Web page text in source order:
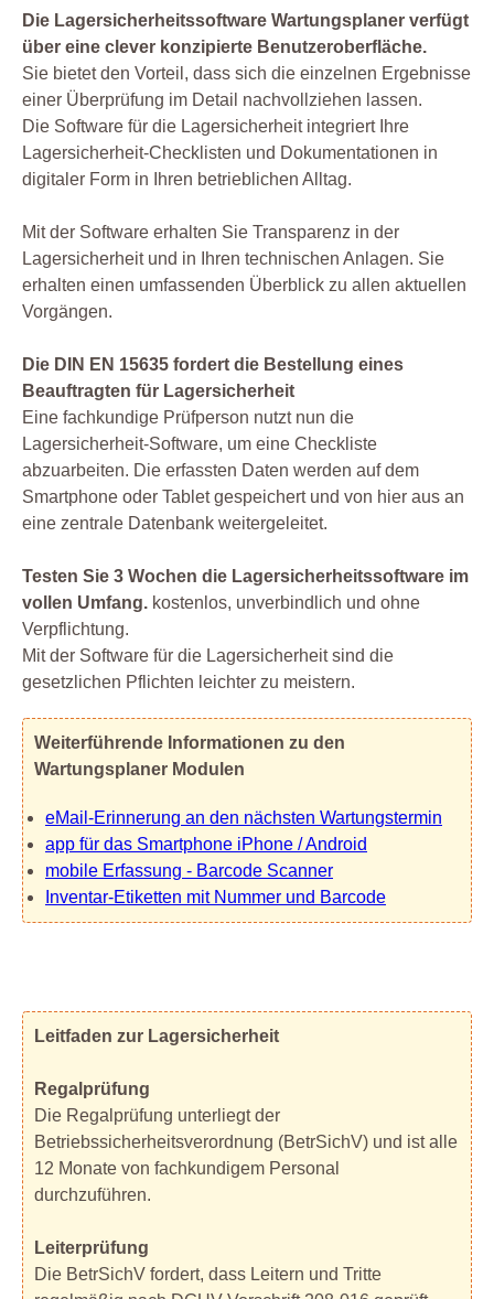
Die Lagersicherheitssoftware Wartungsplaner verfügt
über eine clever konzipierte Benutzeroberfläche.
Sie bietet den Vorteil, dass sich die einzelnen Ergebnisse
einer Überprüfung im Detail nachvollziehen lassen.
Die Software für die Lagersicherheit integriert Ihre
Lagersicherheit-Checklisten und Dokumentationen in
digitaler Form in Ihren betrieblichen Alltag.
Mit der Software erhalten Sie Transparenz in der
Lagersicherheit und in Ihren technischen Anlagen. Sie
erhalten einen umfassenden Überblick zu allen aktuellen
Vorgängen.
Die DIN EN 15635 fordert die Bestellung eines
Beauftragten für Lagersicherheit
Eine fachkundige Prüfperson nutzt nun die
Lagersicherheit-Software, um eine Checkliste
abzuarbeiten. Die erfassten Daten werden auf dem
Smartphone oder Tablet gespeichert und von hier aus an
eine zentrale Datenbank weitergeleitet.
Testen Sie 3 Wochen die Lagersicherheitssoftware im
vollen Umfang. kostenlos, unverbindlich und ohne
Verpflichtung.
Mit der Software für die Lagersicherheit sind die
gesetzlichen Pflichten leichter zu meistern.
Weiterführende Informationen zu den
Wartungsplaner Modulen
eMail-Erinnerung an den nächsten Wartungstermin
app für das Smartphone iPhone / Android
mobile Erfassung - Barcode Scanner
Inventar-Etiketten mit Nummer und Barcode
Leitfaden zur Lagersicherheit
Regalprüfung
Die Regalprüfung unterliegt der
Betriebssicherheitsverordnung (BetrSichV) und ist alle
12 Monate von fachkundigem Personal
durchzuführen.
Leiterprüfung
Die BetrSichV fordert, dass Leitern und Tritte